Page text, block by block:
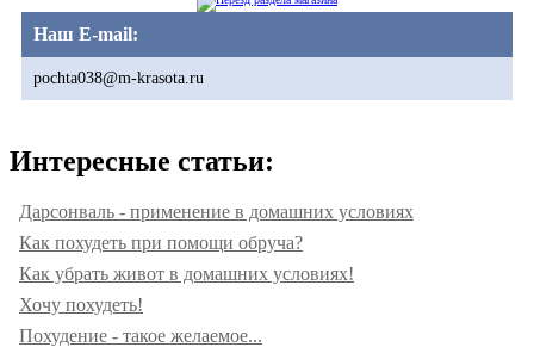
Наш E-mail:
pochta038@m-krasota.ru
Интересные статьи:
Дарсонваль - применение в домашних условиях
Как похудеть при помощи обруча?
Как убрать живот в домашних условиях!
Хочу похудеть!
Похудение - такое желаемое...